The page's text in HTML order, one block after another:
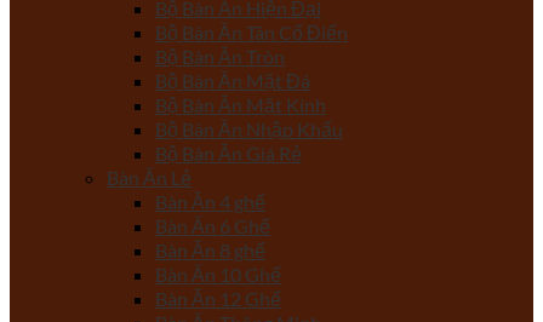
Bộ Bàn Ăn Hiện Đại
Bộ Bàn Ăn Tân Cổ Điển
Bộ Bàn Ăn Tròn
Bộ Bàn Ăn Mặt Đá
Bộ Bàn Ăn Mặt Kính
Bộ Bàn Ăn Nhập Khẩu
Bộ Bàn Ăn Giá Rẻ
Bàn Ăn Lẻ
Bàn Ăn 4 ghế
Bàn Ăn 6 Ghế
Bàn Ăn 8 ghế
Bàn Ăn 10 Ghế
Bàn Ăn 12 Ghế